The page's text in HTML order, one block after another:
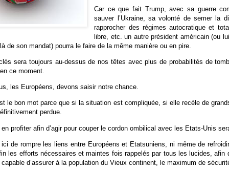
Car ce que fait Trump, avec sa guerre
sauver l’Ukraine, sa volonté de semer la
rapprocher des régimes autocratique et
libre, etc. un autre président américain (ou
de son mandat) pourra le faire de la même manière ou en pire.
sera toujours au-dessus de nos têtes avec plus de probabilités de
ce moment.
les Européens, devons saisir notre chance.
le bon mot parce que si la situation est compliquée, si elle recèle de
perdue.
profiter afin d’agir pour couper le cordon ombilical avec les Etats-Unis
de rompre les liens entre Européens et Etatsuniens, ni même de
les efforts nécessaires et maintes fois rappelés par tous les lucides, afin
d’assurer à la population du Vieux continent, le maximum de